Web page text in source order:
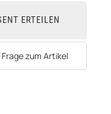
ERTEILEN
Frage zum Artikel